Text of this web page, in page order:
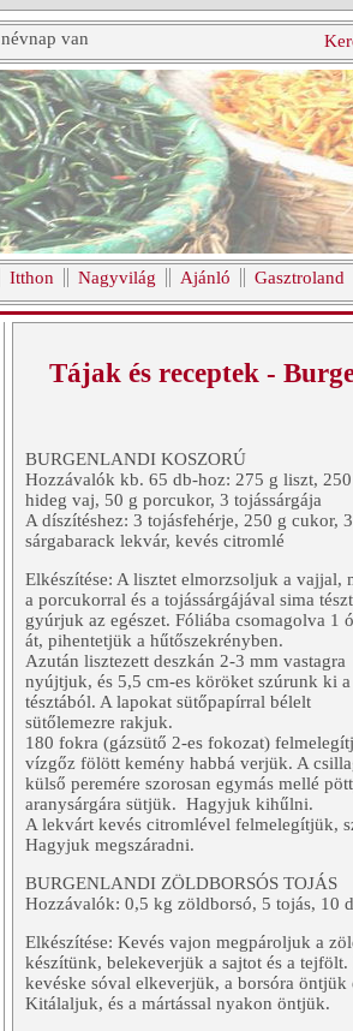
névnap van
Itthon Nagyvilág Ajánló Gasztroland
Tájak és receptek -
BURGENLANDI KOSZORÚ
Hozzávalók kb. 65 db-hoz: 275 g liszt,
hideg vaj, 50 g porcukor, 3 tojássárgája
A díszítéshez: 3 tojásfehérje, 250 g cukor,
sárgabarack lekvár, kevés citromlé
Elkészítése: A lisztet elmorzsoljuk a vajjal,
a porcukorral és a tojássárgájával sima
gyúrjuk az egészet. Fóliába csomagolva 1
át, pihentetjük a hűtőszekrényben.
Azután lisztezett deszkán 2-3 mm vastagra
nyújtjuk, és 5,5 cm-es köröket szúrunk ki a
tésztából. A lapokat sütőpapírral bélelt
sütőlemezre rakjuk.
180 fokra (gázsütő 2-es fokozat)
vízgőz fölött kemény habbá verjük. A
külső peremére szorosan egymás mellé
aranysárgára sütjük. Hagyjuk kihűlni.
A lekvárt kevés citromlével felmelegítjük,
Hagyjuk megszáradni.
BURGENLANDI ZÖLDBORSÓS TOJÁS
Hozzávalók: 0,5 kg zöldborsó, 5 tojás, 10
Elkészítése: Kevés vajon megpároljuk a
készítünk, belekeverjük a sajtot és a
kevéske sóval elkeverjük, a borsóra
Kitálaljuk, és a mártással nyakon öntjük.